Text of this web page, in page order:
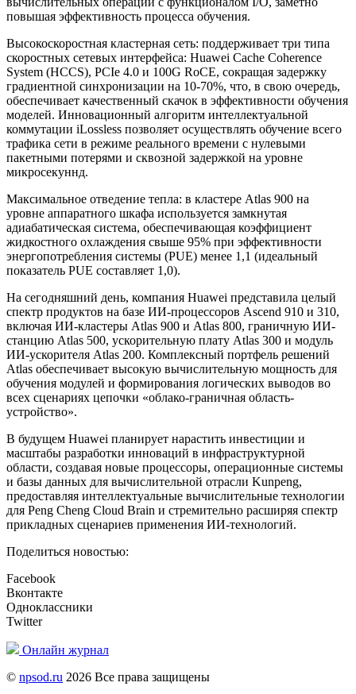
повышая эффективность процесса обучения.
Высокоскоростная кластерная сеть: поддерживает три типа
скоростных сетевых интерфейса: Huawei Cache Coherence
System (HCCS), PCIe 4.0 и 100G RoCE, сокращая задержку
градиентной синхронизации на 10-70%, что, в свою очередь,
обеспечивает качественный скачок в эффективности обучения
моделей. Инновационный алгоритм интеллектуальной
коммутации iLossless позволяет осуществлять обучение всего
трафика сети в режиме реального времени с нулевыми
пакетными потерями и сквозной задержкой на уровне
микросекуннд.
Максимальное отведение тепла: в кластере Atlas 900 на
уровне аппаратного шкафа используется замкнутая
адиабатическая система, обеспечивающая коэффициент
жидкостного охлаждения свыше 95% при эффективности
энергопотребления системы (PUE) менее 1,1 (идеальный
показатель PUE составляет 1,0).
На сегодняшний день, компания Huawei представила целый
спектр продуктов на базе ИИ-процессоров Ascend 910 и 310,
включая ИИ-кластеры Atlas 900 и Atlas 800, граничную ИИ-
станцию Atlas 500, ускорительную плату Atlas 300 и модуль
ИИ-ускорителя Atlas 200. Комплексный портфель решений
Atlas обеспечивает высокую вычислительную мощность для
обучения модулей и формирования логических выводов во
всех сценариях цепочки «облако-граничная область-
устройство».
В будущем Huawei планирует нарастить инвестиции и
масштабы разработки инноваций в инфраструктурной
области, создавая новые процессоры, операционные системы
и базы данных для вычислительной отрасли Kunpeng,
предоставляя интеллектуальные вычислительные технологии
для Peng Cheng Cloud Brain и стремительно расширяя спектр
прикладных сценариев применения ИИ-технологий.
Поделиться новостью:
Facebook
Вконтакте
Одноклассники
Twitter
Онлайн журнал
© npsod.ru 2026 Все права защищены